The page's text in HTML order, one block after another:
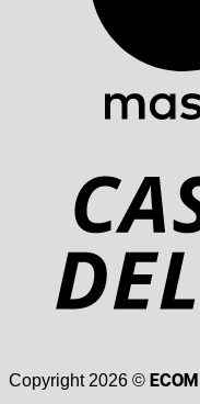
Copyright 2026 © ECOM